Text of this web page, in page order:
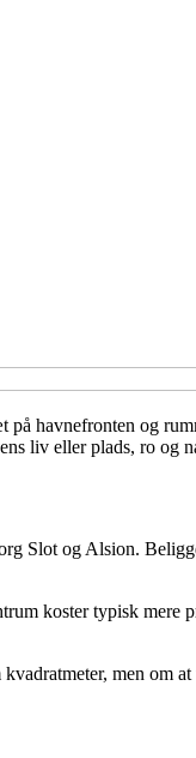
havnefronten og
liv eller plads, ro og
Slot og Alsion.
koster typisk mere
men om